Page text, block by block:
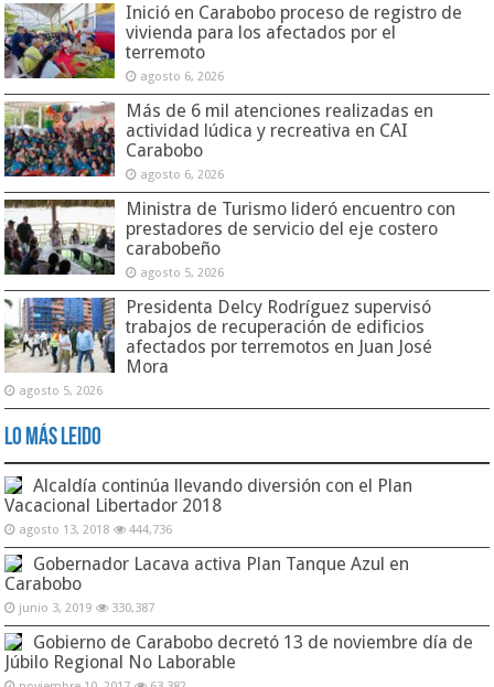
Inició en Carabobo proceso de registro de
vivienda para los afectados por el
terremoto
agosto 6, 2026
Más de 6 mil atenciones realizadas en
actividad lúdica y recreativa en CAI
Carabobo
agosto 6, 2026
Ministra de Turismo lideró encuentro con
prestadores de servicio del eje costero
carabobeño
agosto 5, 2026
Presidenta Delcy Rodríguez supervisó
trabajos de recuperación de edificios
afectados por terremotos en Juan José
Mora
agosto 5, 2026
Lo Más Leido
Alcaldía continúa llevando diversión con el Plan
Vacacional Libertador 2018
agosto 13, 2018 444,736
Gobernador Lacava activa Plan Tanque Azul en
Carabobo
junio 3, 2019 330,387
Gobierno de Carabobo decretó 13 de noviembre día de
Júbilo Regional No Laborable